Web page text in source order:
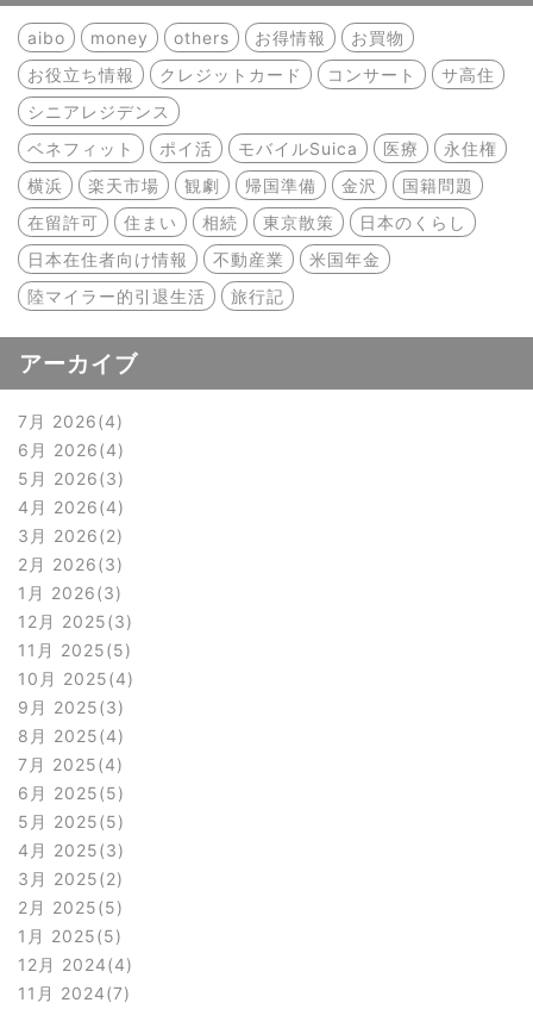
aibo money others お得情報
お買物
お役立ち情報
クレジットカード コンサート
サ高住
シニアレジデンス
ベネフィット
ポイ活 モバイルSuica 医療
永住権
横浜
楽天市場 観劇 帰国準備 金沢
国籍問題
在留許可
住まい 相続 東京散策
日本のくらし
日本在住者向け情報
不動産業
米国年金
陸マイラー的引退生活
旅行記
アーカイブ
7月 2026 4
6月 2026 4
5月 2026 3
4月 2026 4
3月 2026 2
2月 2026 3
1月 2026 3
12月 2025 3
11月 2025 5
10月 2025 4
9月 2025 3
8月 2025 4
7月 2025 4
6月 2025 5
5月 2025 5
4月 2025 3
3月 2025 2
2月 2025 5
1月 2025 5
12月 2024 4
11月 2024 7